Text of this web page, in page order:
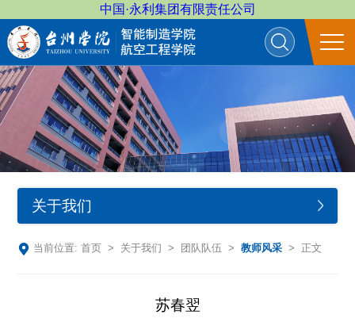
中国·永利集团有限责任公司
关于我们
当前位置:首页 > 关于我们 > 团队队伍 >教师风采 > 正文
苏春翌